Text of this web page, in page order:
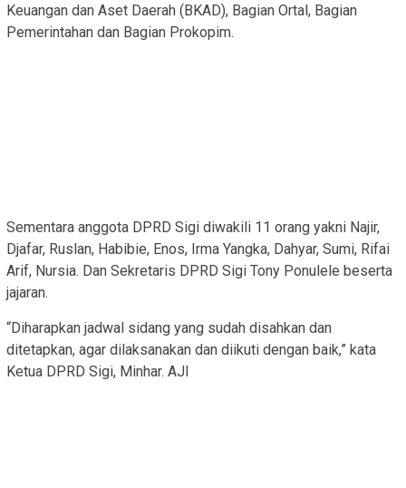
Keuangan dan Aset Daerah (BKAD), Bagian Ortal, Bagian
Pemerintahan dan Bagian Prokopim.
Sementara anggota DPRD Sigi diwakili 11 orang yakni Najir,
Djafar, Ruslan, Habibie, Enos, Irma Yangka, Dahyar, Sumi, Rifai
Arif, Nursia. Dan Sekretaris DPRD Sigi Tony Ponulele beserta
jajaran.
“Diharapkan jadwal sidang yang sudah disahkan dan
ditetapkan, agar dilaksanakan dan diikuti dengan baik,” kata
Ketua DPRD Sigi, Minhar. AJI